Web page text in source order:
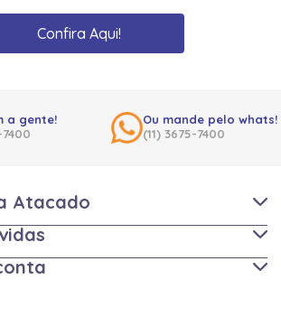
Confira Aqui!
a gente!
7400
Ou mande pelo whats!
(11) 3675-7400
Atacado